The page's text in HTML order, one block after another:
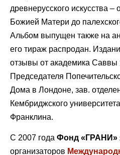
древнерусского искусства
Божией Матери до
Альбом выпущен также на
его тираж распродан.
отзывы от академика
Председателя
Дома в Лондоне, зав.
Кембриджского
Франклина.
С 2007 года Фонд «ГРАНИ»
организаторов